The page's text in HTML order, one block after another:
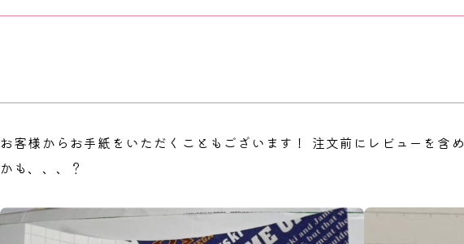
お客様からお手紙をいただくこともございます！ 注文前にレビューを
かも、、、？